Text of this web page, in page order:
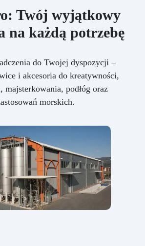
Twój wyjątkowy
na każdą potrzebę
do Twojej dyspozycji –
i akcesoria do kreatywności,
majsterkowania, podłóg oraz
morskich.